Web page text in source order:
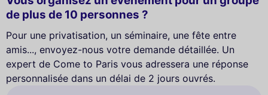
de plus de 10 personnes ?
Pour une privatisation, un séminaire, une fête entre
amis..., envoyez-nous votre demande détaillée. Un
expert de Come to Paris vous adressera une réponse
personnalisée dans un délai de 2 jours ouvrés.